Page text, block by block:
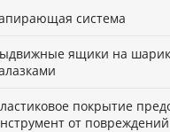
система
ящики на
покрытие
от повреждений